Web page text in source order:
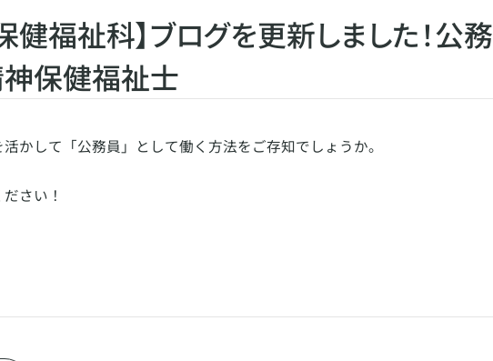
健福祉科】ブログを更新しました！公務
保健福祉士
かして「公務員」として働く方法をご存知でしょうか。
さい！